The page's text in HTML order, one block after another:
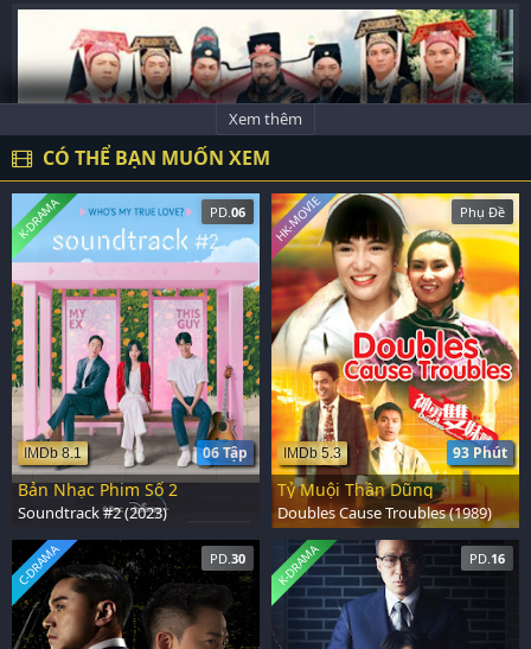
DANH SÁCH CÁC PHẦN PHIM
Xem thêm
CÓ THỂ BẠN MUỐN XEM
PD. 06
06 Tập
IMDb 8.1
K-DRAMA
Bản Nhạc Phim Số 2
Soundtrack #2 (2023)
Phụ Đề
93 Phút
IMDb 5.3
HK-MOVIE
Tỷ Muội Thần Dũng
Doubles Cause Troubles (1989)
PD. 30
C-DRAMA PD. 16
K-DRAMA